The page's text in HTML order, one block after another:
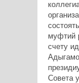
муфтий
счету
Совета